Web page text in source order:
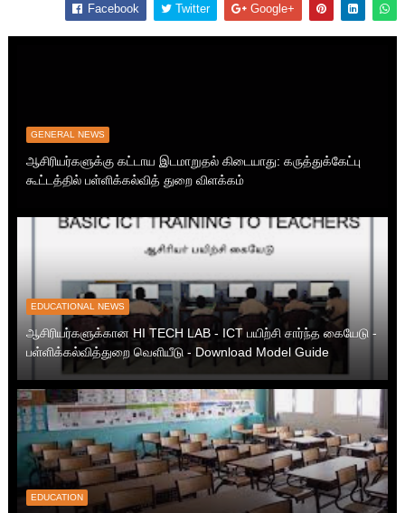
Facebook Twitter Google+
GENERAL NEWS
ஆசிரியர்களுக்கு கட்டாய இடமாறுதல் கிடையாது: கருத்துக்கேட்பு
கூட்டத்தில் பள்ளிக்கல்வித் துறை விளக்கம்
EDUCATIONAL NEWS
ஆசிரியர்களுக்கான HI TECH LAB - ICT பயிற்சி சார்ந்த கையேடு -
பள்ளிக்கல்வித்துறை வெளியீடு - Download Model Guide
EDUCATION